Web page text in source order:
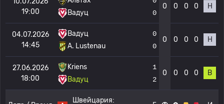
19:00
Вадуц
0
0 0 0 0 Н
04.07.2026
14:45
Вадуц
A. Lustenau
0
0
0 0 0 0 Н
27.06.2026
18:00
Kriens
Вадуц
1
2
0 0 0 0 В
Швейцария: